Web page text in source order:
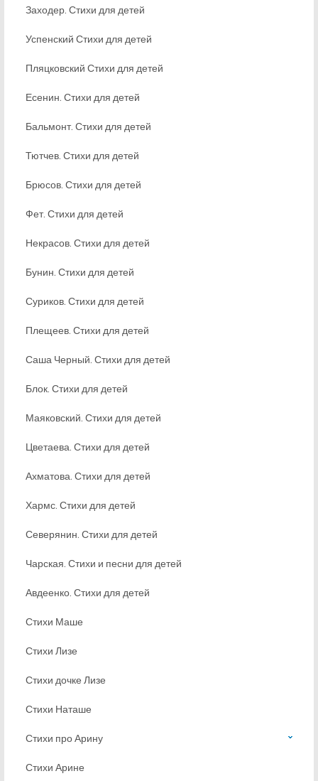
Заходер. Стихи для детей
Успенский Стихи для детей
Пляцковский Стихи для детей
Есенин. Стихи для детей
Бальмонт. Стихи для детей
Тютчев. Стихи для детей
Брюсов. Стихи для детей
Фет. Стихи для детей
Некрасов. Стихи для детей
Бунин. Стихи для детей
Суриков. Стихи для детей
Плещеев. Стихи для детей
Саша Черный. Стихи для детей
Блок. Стихи для детей
Маяковский. Стихи для детей
Цветаева. Стихи для детей
Ахматова. Стихи для детей
Хармс. Стихи для детей
Северянин. Стихи для детей
Чарская. Стихи и песни для детей
Авдеенко. Стихи для детей
Стихи Маше
Стихи Лизе
Стихи дочке Лизе
Стихи Наташе
Стихи про Арину
Стихи Арине